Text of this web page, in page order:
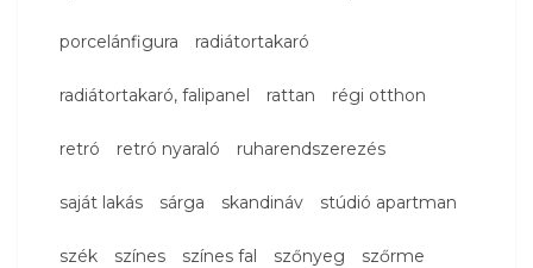
porcelánfigura radiátortakaró
radiátortakaró, falipanel rattan régi otthon
retró retró nyaraló ruharendszerezés
saját lakás sárga skandináv stúdió apartman
szék színes színes fal szőnyeg szőrme